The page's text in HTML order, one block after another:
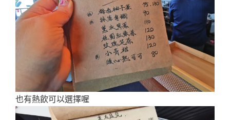
也有熱飲可以選擇喔